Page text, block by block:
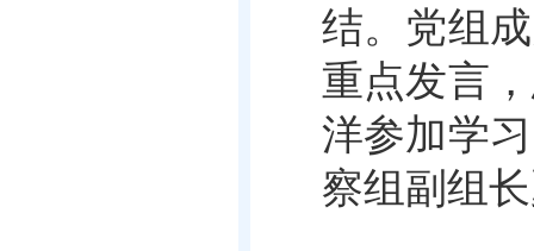
结。党组
重点发言
洋参加学
察组副组